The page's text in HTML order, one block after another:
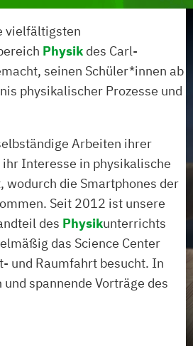
vielfältigsten
Physikdes Carl-
seinen Schüler*innen ab
physikalischer Prozesse und
Arbeiten ihrer
ihr Interesse in physikalische
wodurch die Smartphones der
Seit 2012 ist unsere
des Physikunterrichts
das Science Center
und Raumfahrt besucht. In
spannende Vorträge des